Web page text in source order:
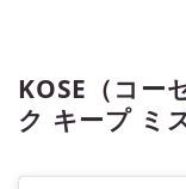
KOSE（コー
ク キープ ミ